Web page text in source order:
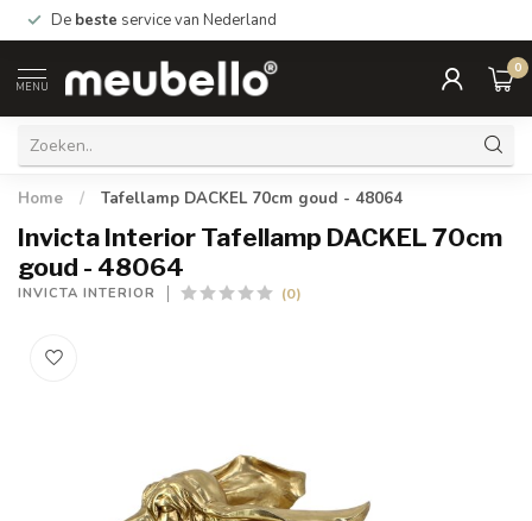
De beste service van Nederland
MENU
0
Home / Tafellamp DACKEL 70cm goud - 48064
Invicta Interior Tafellamp DACKEL 70cm
goud - 48064
INVICTA INTERIOR (0)